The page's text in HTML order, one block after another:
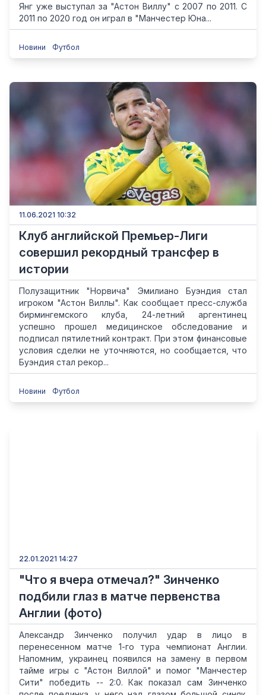
Янг уже выступал за "Астон Виллу" с 2007 по 2011. С
2011 по 2020 год он играл в "Манчестер Юна...
Новини Футбол
11.06.2021 10:32
Клуб английской Премьер-Лиги
совершил рекордный трансфер в
истории
Полузащитник "Норвича" Эмилиано Буэндия стал
игроком "Астон Виллы". Как сообщает пресс-служба
бирмингемского клуба, 24-летний аргентинец
успешно прошел медицинское обследование и
подписал пятилетний контракт. При этом финансовые
условия сделки не уточняются, но сообщается, что
Буэндия стал рекор...
Новини Футбол
22.01.2021 14:27
"Что я вчера отмечал?" Зинченко
подбили глаз в матче первенства
Англии (фото)
Александр Зинченко получил удар в лицо в
перенесенном матче 1-го тура чемпионат Англии.
Напомним, украинец появился на замену в первом
тайме игры с "Астон Виллой" и помог "Манчестер
Сити" победить -- 2:0. Как показал сам Зинченко